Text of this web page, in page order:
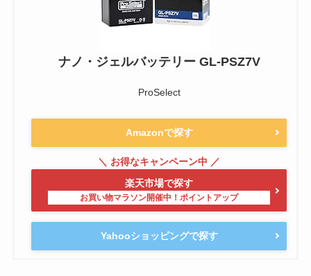
ナノ・ジェルバッテリー GL-PSZ7V
ProSelect
Amazonで探す
楽天市場で探す
Yahooショッピングで探す